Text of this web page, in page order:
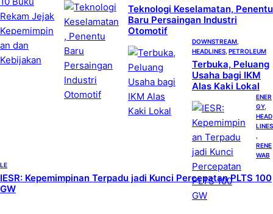
Teknologi Keselamatan, Penentu
Baru Persaingan Industri
Otomotif
DOWNSTREAM
HEADLINES PETROLEUM
Terbuka, Peluang
Usaha bagi IKM
Alas Kaki Lokal
ENER
GY
HEAD
LINES
RENE
WAB
LE
IESR: Kepemimpinan Terpadu jadi Kunci Percepatan PLTS 100
GW